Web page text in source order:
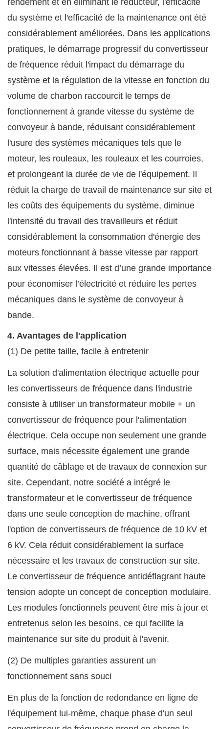
rendement et en éliminant le réducteur, l'efficacité
du système et l'efficacité de la maintenance ont été
considérablement améliorées. Dans les applications
pratiques, le démarrage progressif du convertisseur
de fréquence réduit l'impact du démarrage du
système et la régulation de la vitesse en fonction du
volume de charbon raccourcit le temps de
fonctionnement à grande vitesse du système de
convoyeur à bande, réduisant considérablement
l'usure des systèmes mécaniques tels que le
moteur, les rouleaux, les rouleaux et les courroies,
et prolongeant la durée de vie de l'équipement. Il
réduit la charge de travail de maintenance sur site et
les coûts des équipements du système, diminue
l'intensité du travail des travailleurs et réduit
considérablement la consommation d'énergie des
moteurs fonctionnant à basse vitesse par rapport
aux vitesses élevées. Il est d’une grande importance
pour économiser l’électricité et réduire les pertes
mécaniques dans le système de convoyeur à
bande.
4. Avantages de l'application
(1) De petite taille, facile à entretenir
La solution d'alimentation électrique actuelle pour
les convertisseurs de fréquence dans l'industrie
consiste à utiliser un transformateur mobile + un
convertisseur de fréquence pour l'alimentation
électrique. Cela occupe non seulement une grande
surface, mais nécessite également une grande
quantité de câblage et de travaux de connexion sur
site. Cependant, notre société a intégré le
transformateur et le convertisseur de fréquence
dans une seule conception de machine, offrant
l'option de convertisseurs de fréquence de 10 kV et
6 kV. Cela réduit considérablement la surface
nécessaire et les travaux de construction sur site.
Le convertisseur de fréquence antidéflagrant haute
tension adopte un concept de conception modulaire.
Les modules fonctionnels peuvent être mis à jour et
entretenus selon les besoins, ce qui facilite la
maintenance sur site du produit à l'avenir.
(2) De multiples garanties assurent un
fonctionnement sans souci
En plus de la fonction de redondance en ligne de
l'équipement lui-même, chaque phase d'un seul